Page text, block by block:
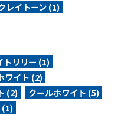
レイトーン (1)
トリリー (1)
ワイト (2)
(2)
クールホワイト (5)
(1)